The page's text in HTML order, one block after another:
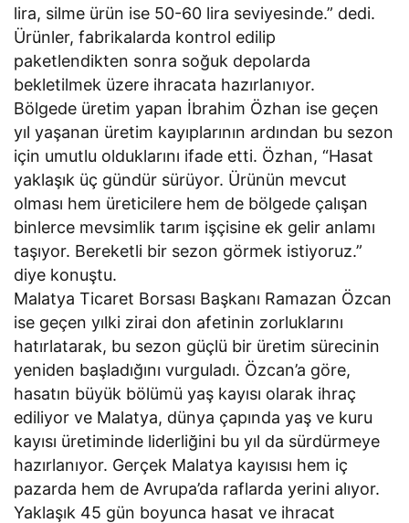
lira, silme ürün ise 50-60 lira seviyesinde.” dedi.
Ürünler, fabrikalarda kontrol edilip
paketlendikten sonra soğuk depolarda
bekletilmek üzere ihracata hazırlanıyor.
Bölgede üretim yapan İbrahim Özhan ise geçen
yıl yaşanan üretim kayıplarının ardından bu sezon
için umutlu olduklarını ifade etti. Özhan, “Hasat
yaklaşık üç gündür sürüyor. Ürünün mevcut
olması hem üreticilere hem de bölgede çalışan
binlerce mevsimlik tarım işçisine ek gelir anlamı
taşıyor. Bereketli bir sezon görmek istiyoruz.”
diye konuştu.
Malatya Ticaret Borsası Başkanı Ramazan Özcan
ise geçen yılki zirai don afetinin zorluklarını
hatırlatarak, bu sezon güçlü bir üretim sürecinin
yeniden başladığını vurguladı. Özcan’a göre,
hasatın büyük bölümü yaş kayısı olarak ihraç
ediliyor ve Malatya, dünya çapında yaş ve kuru
kayısı üretiminde liderliğini bu yıl da sürdürmeye
hazırlanıyor. Gerçek Malatya kayısısı hem iç
pazarda hem de Avrupa’da raflarda yerini alıyor.
Yaklaşık 45 gün boyunca hasat ve ihracat